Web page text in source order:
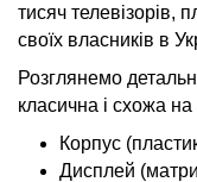
тисяч телевізорів,
своїх власників в
Розглянемо
класична і схожа на
Корпус
Дисплей